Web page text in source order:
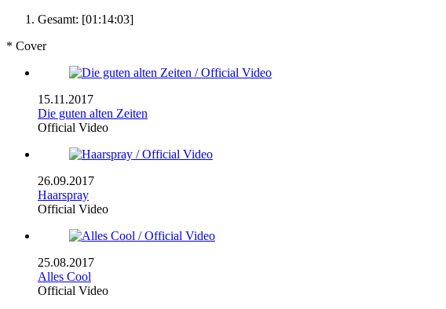
Gesamt: [01:14:03]
* Cover
15.11.2017
Die guten alten Zeiten
Official Video
26.09.2017
Haarspray
Official Video
25.08.2017
Alles Cool
Official Video